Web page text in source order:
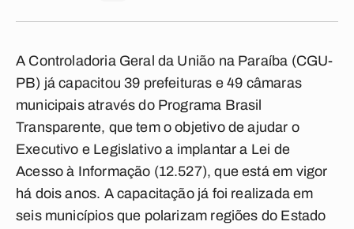
A Controladoria Geral da União na Paraíba (CGU-
PB) já capacitou 39 prefeituras e 49 câmaras
municipais através do Programa Brasil
Transparente, que tem o objetivo de ajudar o
Executivo e Legislativo a implantar a Lei de
Acesso à Informação (12.527), que está em vigor
há dois anos. A capacitação já foi realizada em
seis municípios que polarizam regiões do Estado